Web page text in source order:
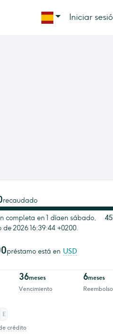
Iniciar
recaudado
completa en 1 díaen sábado,
de 2026 16:39:44 +0200.
préstamo está en USD
36meses
Vencimiento
6meses
E
crédito